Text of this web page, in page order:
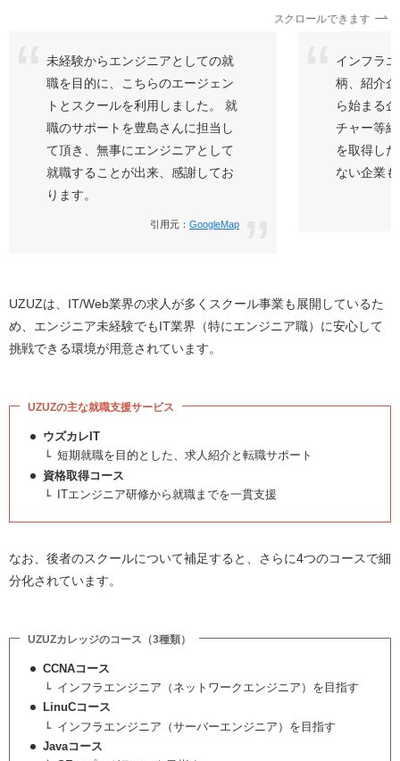
スクロールできます
未経験からエンジニアとしての就
職を目的に、こちらのエージェン
トとスクールを利用しました。 就
職のサポートを豊島さんに担当し
て頂き、無事にエンジニアとして
就職することが出来、感謝してお
ります。
引用元： GoogleMap
インフラ
柄、紹介
ら始まる
チャー等
を取得し
ない企業
UZUZは、IT/Web業界の求人が多くスクール事業も展開しているた
め、エンジニア未経験でもIT業界（特にエンジニア職）に安心して
挑戦できる環境が用意されています。
UZUZの主な就職支援サービス
ウズカレIT
短期就職を目的とした、求人紹介と転職サポート
資格取得コース
ITエンジニア研修から就職までを一貫支援
なお、後者のスクールについて補足すると、さらに4つのコースで細
分化されています。
UZUZカレッジのコース（3種類）
CCNAコース
インフラエンジニア（ネットワークエンジニア）を目指す
LinuCコース
インフラエンジニア（サーバーエンジニア）を目指す
Javaコース